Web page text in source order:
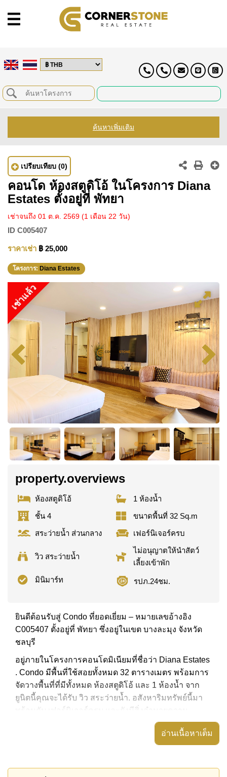
ค้นหาเพิ่มเติม
เปรียบเทียบ (0)
คอนโด ห้องสตูดิโอ้ ในโครงการ Diana
Estates ตั้งอยู่ที่ พัทยา
เช่าจนถึง 01 ต.ค. 2569 (1 เดือน 22 วัน)
ID C005407
ราคาเช่า ฿ 25,000
โครงการ: Diana Estates
เช่าแล้ว
property.overviews
ห้องสตูดิโอ้
1 ห้องน้ำ
ชั้น 4
ขนาดพื้นที่ 32 Sq.m
สระว่ายน้ำ ส่วนกลาง
เฟอร์นิเจอร์ครบ
วิว สระว่ายน้ำ
ไม่อนุญาตให้นำสัตว์
เลี้ยงเข้าพัก
มินิมาร์ท
รปภ.24ชม.
ยินดีต้อนรับสู่ Condo ที่ยอดเยี่ยม – หมายเลขอ้างอิง
C005407 ตั้งอยู่ที่ พัทยา ซึ่งอยู่ในเขต บางละมุง จังหวัด
ชลบุรี
อยู่ภายในโครงการคอนโดมิเนียมที่ชื่อว่า Diana Estates
. Condo มีพื้นที่ใช้สอยทั้งหมด 32 ตารางเมตร พร้อมการ
จัดวางพื้นที่ที่มีทั้งหมด ห้องสตูดิโอ้ และ 1 ห้องน้ำ จาก
ยูนิตนี้คุณจะได้รับ วิว สระว่ายน้ำ. อสังหาริมทรัพย์นี้มา
พร้อมกับ เฟอร์นิเจอร์ครบ และยังมีสิ่งอำนวยความ
สะดวก ได้แก่ มีระเบียง, เครื่องปรับอากาศครบ,
อสังหาริมทรัพย์นี้สามารถใช้ สระว่ายน้ำ ส่วนกลาง ได้
สวนส่วนกลาง, ร้านอาหาร/ร้านกาแฟในสถานที่, มินิมาร์
อ่านเนื้อหาเต็ม